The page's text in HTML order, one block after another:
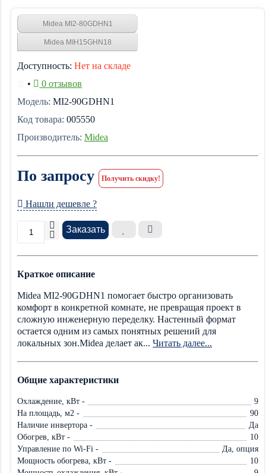
Midea MI2-80GDHN1
Midea MIH15GHN18
Доступность: Нет на складе
•
0 отзывов
Модель: MI2-90GDHN1
Код товара: 005550
Производитель: Midea
По запросу Получить скидку!
Нашли дешевле ?
Заказать
Краткое описание
Midea MI2-90GDHN1 помогает быстро организовать
комфорт в конкретной комнате, не превращая проект в
сложную инженерную переделку. Настенный формат
остается одним из самых понятных решений для
локальных зон.Midea делает ак... Читать далее...
Общие характеристики
Охлаждение, кВт -
9
На площадь, м2 -
90
Наличие инвертора -
Да
Обогрев, кВт -
10
Управление по Wi-Fi -
Да, опция
Мощность обогрева, кВт -
10